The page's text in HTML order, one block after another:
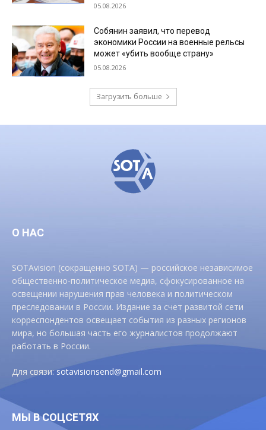
05.08.2026
Собянин заявил, что перевод
экономики России на военные рельсы
может «убить вообще страну»
05.08.2026
Загрузить больше
О НАС
SOTAvision (сокращенно SOTA) — российское независимое
общественно-политическое медиа, сфокусированное на
освещении нарушения прав человека и политическом
преследовании в России. Издание за счет развитой сети
корреспондентов освещает события из разных регионов
мира, но большая часть его журналистов продолжают
работать в России.
Для связи:sotavisionsend@gmail.com
МЫ В СОЦСЕТЯХ